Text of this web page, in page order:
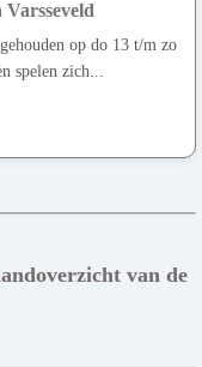
Varsseveld
op do 13 t/m zo
spelen zich...
van de